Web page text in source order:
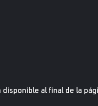
disponible al final de la